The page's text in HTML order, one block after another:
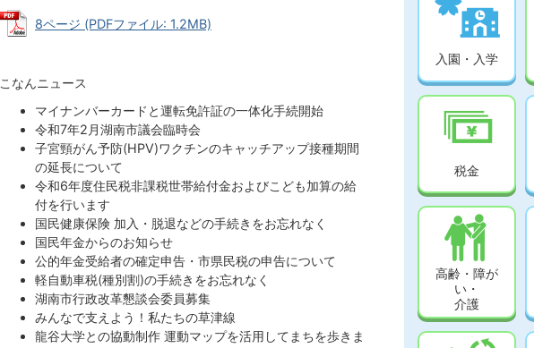
8ページ (PDFファイル: 1.2MB)
こなんニュース
マイナンバーカードと運転免許証の一体化手続開始
令和7年2月湖南市議会臨時会
子宮頸がん予防(HPV)ワクチンのキャッチアップ接種期間
の延長について
令和6年度住民税非課税世帯給付金およびこども加算の給
付を行います
国民健康保険 加入・脱退などの手続きをお忘れなく
国民年金からのお知らせ
公的年金受給者の確定申告・市県民税の申告について
軽自動車税(種別割)の手続きをお忘れなく
湖南市行政改革懇談会委員募集
みんなで支えよう！私たちの草津線
龍谷大学との協動制作 運動マップを活用してまちを歩きま
入園・入学
税金
高齢・障が
い・
介護